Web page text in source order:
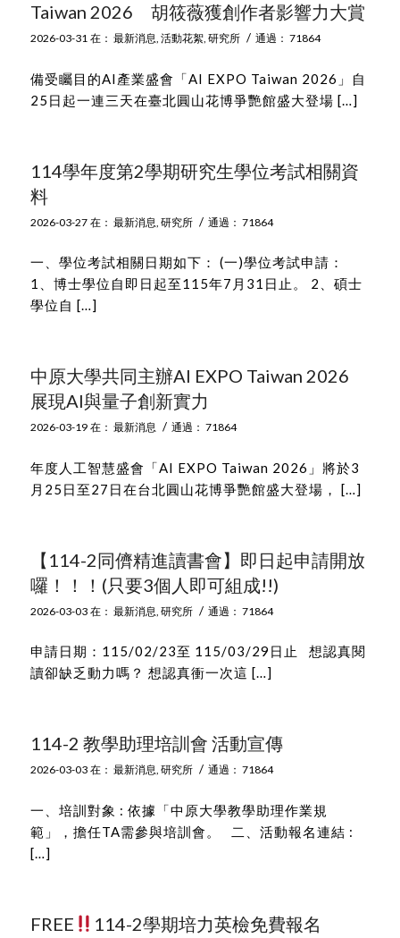
Taiwan 2026 胡筱薇獲創作者影響力大賞
2026-03-31 在： 最新消息, 活動花絮, 研究所 / 通過： 71864
備受矚目的AI產業盛會「AI EXPO Taiwan 2026」自
25日起一連三天在臺北圓山花博爭艷館盛大登場 […]
114學年度第2學期研究生學位考試相關資
料
2026-03-27 在： 最新消息 研究所 / 通過： 71864
一、學位考試相關日期如下： (一)學位考試申請：
1、博士學位自即日起至115年7月31日止。 2、碩士
學位自 […]
中原大學共同主辦AI EXPO Taiwan 2026
展現AI與量子創新實力
2026-03-19 在： 最新消息 / 通過： 71864
年度人工智慧盛會「AI EXPO Taiwan 2026」將於3
月25日至27日在台北圓山花博爭艷館盛大登場， […]
【114-2同儕精進讀書會】即日起申請開放
囉！！！(只要3個人即可組成!!)
2026-03-03 在： 最新消息 研究所 / 通過： 71864
申請日期：115/02/23至 115/03/29日止 想認真閱
讀卻缺乏動力嗎？ 想認真衝一次這 […]
114-2 教學助理培訓會 活動宣傳
2026-03-03 在： 最新消息, 研究所 / 通過： 71864
一、培訓對象 : 依據「中原大學教學助理作業規
範」，擔任TA需參與培訓會。 二、活動報名連結 :
[…]
FREE 114-2學期培力英檢免費報名